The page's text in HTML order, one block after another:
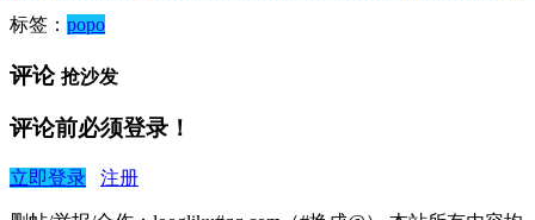
标签： popo
评论 抢沙发
评论前必须登录！
立即登录 注册